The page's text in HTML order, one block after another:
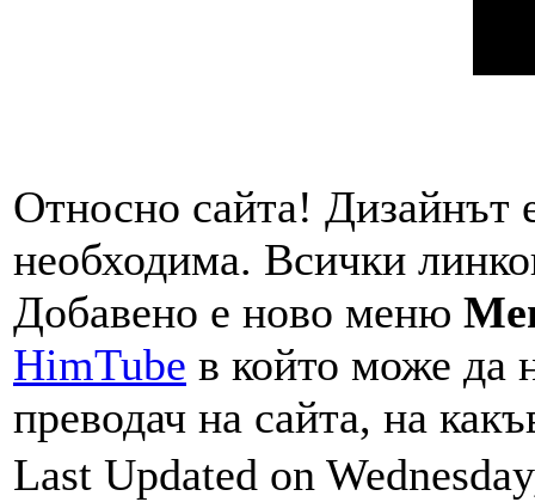
Относно сайта! Дизайнът
необходима. Всички
Добавено е ново меню
HimTube в който може да
преводач на сайта, на
Last Updated on